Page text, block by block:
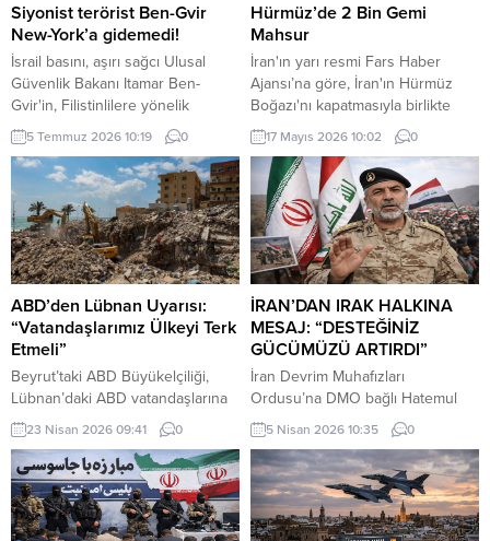
Siyonist terörist Ben-Gvir
New-York’a gidemedi!
İsrail basını, aşırı sağcı Ulusal
Güvenlik Bakanı Itamar Ben-
Gvir'in, Filistinlilere yönelik
politika ve uygulamaları nedeniyle
"gözaltına alınma" endişesiyle bu
hafta New York'a yapacağı ziyareti
iptal ettiğini ileri sürdü.
5 Temmuz 2026 10:19 0
Hürmüz’de 2 Bin Gemi
Mahsur
İran'ın yarı resmi Fars Haber
Ajansı’na göre, İran'ın Hürmüz
Boğazı'nı kapatmasıyla birlikte
bölgede yaklaşık iki bin gemi ve
20 bin gemi personeli mahsur
kaldı.
17 Mayıs 2026 10:02 0
ABD’den Lübnan Uyarısı:
“Vatandaşlarımız Ülkeyi Terk
Etmeli”
Beyrut’taki ABD Büyükelçiliği,
Lübnan’daki ABD vatandaşlarına
güvenlik durumunun hızla
değişebileceği uyarısında
bulunarak, ticari uçuşlar hâlâ
devam ederken ülkeden
ayrılmalarını tavsiye etti.
23 Nisan 2026 09:41 0
İRAN’DAN IRAK HALKINA
MESAJ: “DESTEĞİNİZ
GÜCÜMÜZÜ ARTIRDI”
İran Devrim Muhafızları
Ordusu’na DMO bağlı Hatemul
Enbiya Merkez Karargahı
Sözcüsü İbrahim Zülfikari,
Hürmüz Boğazı üzerinden
uygulanan kısıtlamalara ilişkin
yaptığı açıklamada, Irak’ın bu
kısıtlamalardan muaf tutulacağını
5 Nisan 2026 10:35 0